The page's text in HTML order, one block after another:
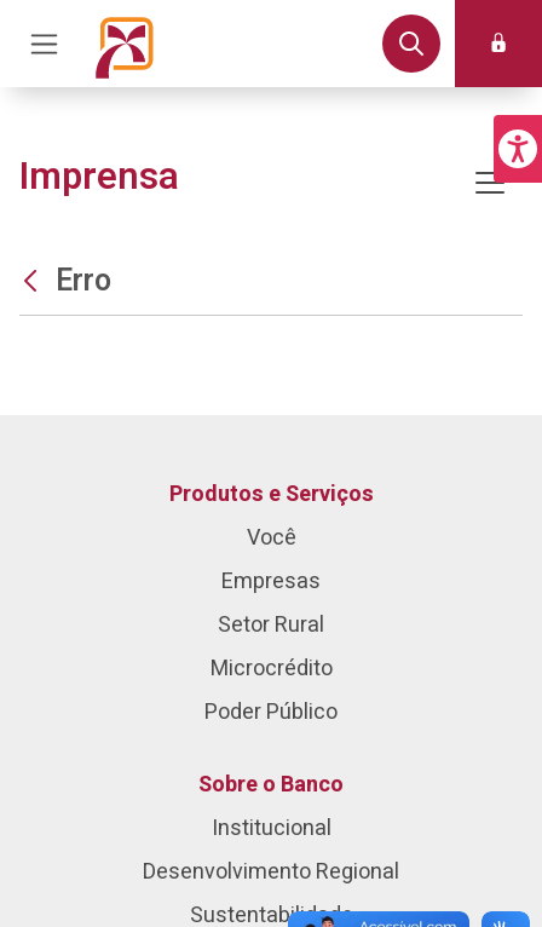
Imprensa
Erro
Produtos e Serviços
Você
Empresas
Setor Rural
Microcrédito
Poder Público
Sobre o Banco
Institucional
Desenvolvimento Regional
Sustentabilidade